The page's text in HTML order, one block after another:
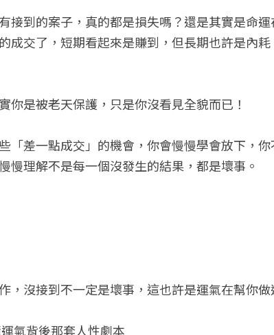
接到的案子，真的都是損失嗎？還是其實是命
成交了，短期看起來是賺到，但長期也許是內
你是被老天保護，只是你沒看見全貌而已！
「差一點成交」的機會，你會慢慢學會放下，
慢理解不是每一個沒發生的結果，都是壞事。
，沒接到不一定是壞事，這也許是運氣在幫你做
氣背後那套人性劇本